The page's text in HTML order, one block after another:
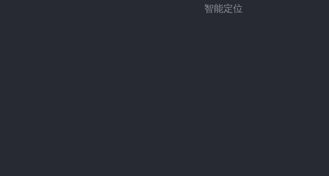
智能定位